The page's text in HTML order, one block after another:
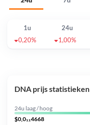
1u 24u
0,20%
1,00%
DNA prijs statistieken
24u laag / hoog
$0,0₁₁4668